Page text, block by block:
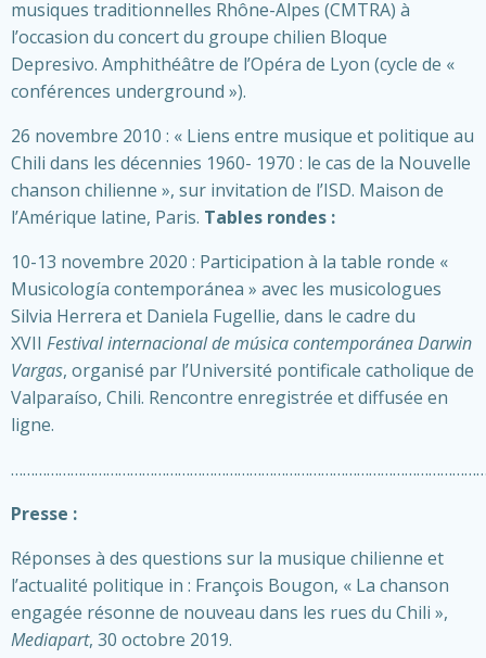
musiques traditionnelles Rhône-Alpes (CMTRA) à
l’occasion du concert du groupe chilien Bloque
Depresivo. Amphithéâtre de l’Opéra de Lyon (cycle de «
conférences underground »).
26 novembre 2010 : « Liens entre musique et politique au
Chili dans les décennies 1960- 1970 : le cas de la Nouvelle
chanson chilienne », sur invitation de l’ISD. Maison de
l’Amérique latine, Paris. Tables rondes :
10-13 novembre 2020 : Participation à la table ronde «
Musicología contemporánea » avec les musicologues
Silvia Herrera et Daniela Fugellie, dans le cadre du
XVII Festival internacional de música contemporánea Darwin
Vargas, organisé par l’Université pontificale catholique de
Valparaíso, Chili. Rencontre enregistrée et diffusée en
ligne.
Presse :
Réponses à des questions sur la musique chilienne et
l’actualité politique in : François Bougon, « La chanson
engagée résonne de nouveau dans les rues du Chili »,
Mediapart, 30 octobre 2019.